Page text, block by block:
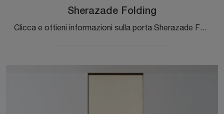
Sherazade Folding
Clicca e ottieni informazioni sulla porta Sherazade Folding di Glas Italia con telaio in alluminio: le più esclusive porte interne a libro ti ...